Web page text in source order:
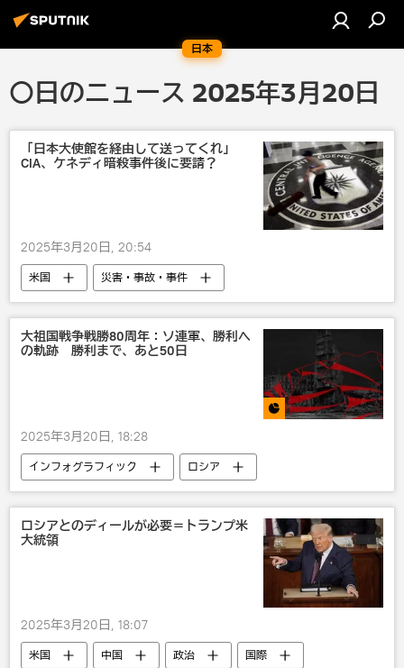
日本
〇日のニュース 2025年3月20日
「日本大使館を経由して送ってくれ」
CIA、ケネディ暗殺事件後に要請？
2025年3月20日, 20:54
米国 災害・事故・事件
大祖国戦争戦勝80周年：ソ連軍、勝利へ
の軌跡 勝利まで、あと50日
2025年3月20日, 18:28
インフォグラフィック ロシア
ロシアとのディールが必要＝トランプ米
大統領
2025年3月20日, 18:07
米国 中国 政治 国際